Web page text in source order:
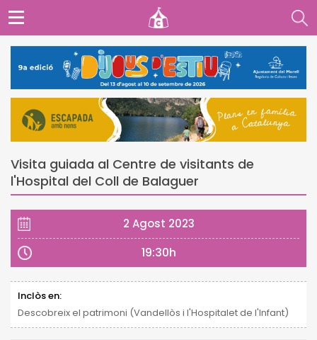
Visita guiada al Centre de visitants de
l'Hospital del Coll de Balaguer
2 Agost 2023
19:30h
Inclòs en:
Descobreix el patrimoni (Vandellòs i l'Hospitalet de l'Infant)